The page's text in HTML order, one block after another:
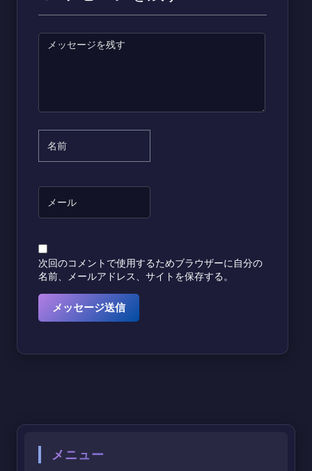
次回のコメントで使用するためブラウザーに自分の
名前、メールアドレス、サイトを保存する。
メニュー